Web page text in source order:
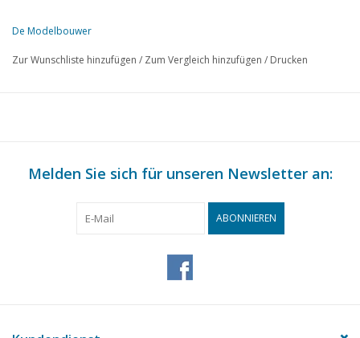
200
Archivplauderei
Verschiedenes
„Erzählend bauen“ Fähre „Sier“. DL 1
Kanadische Sumpfmonster. (Zeichnungen)
Das Bemalen von Modellen; DL 2
N1
Nachrichten aus Nürnberg 1989
De Modelbouwer
Zur Wunschliste hinzufügen / Zum Vergleich hinzufügen / Drucken
Melden Sie sich für unseren Newsletter an:
ABONNIEREN